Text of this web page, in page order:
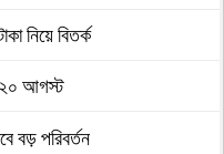
নিয়ে বিতর্ক
২০ আগস্ট
বড় পরিবর্তন